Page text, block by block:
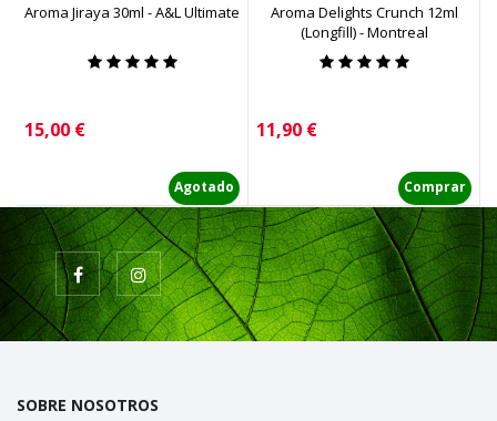
Aroma Jiraya 30ml - A&L Ultimate
Precio
15,00 €
Agotado
Aroma Delights Crunch 12ml
(Longfill) - Montreal
Precio
11,90 €
Comprar
SOBRE NOSOTROS